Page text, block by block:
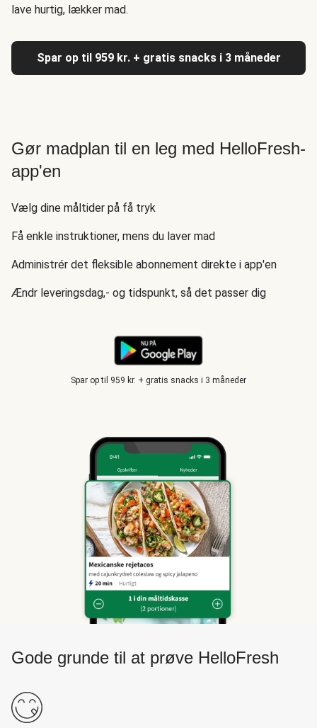
lave hurtig, lækker mad.
Spar op til 959 kr. + gratis snacks i 3 måneder
Gør madplan til en leg med HelloFresh-
app'en
Vælg dine måltider på få tryk
Få enkle instruktioner, mens du laver mad
Administrér det fleksible abonnement direkte i app'en
Ændr leveringsdag,- og tidspunkt, så det passer dig
Spar op til 959 kr. + gratis snacks i 3 måneder
Gode grunde til at prøve HelloFresh